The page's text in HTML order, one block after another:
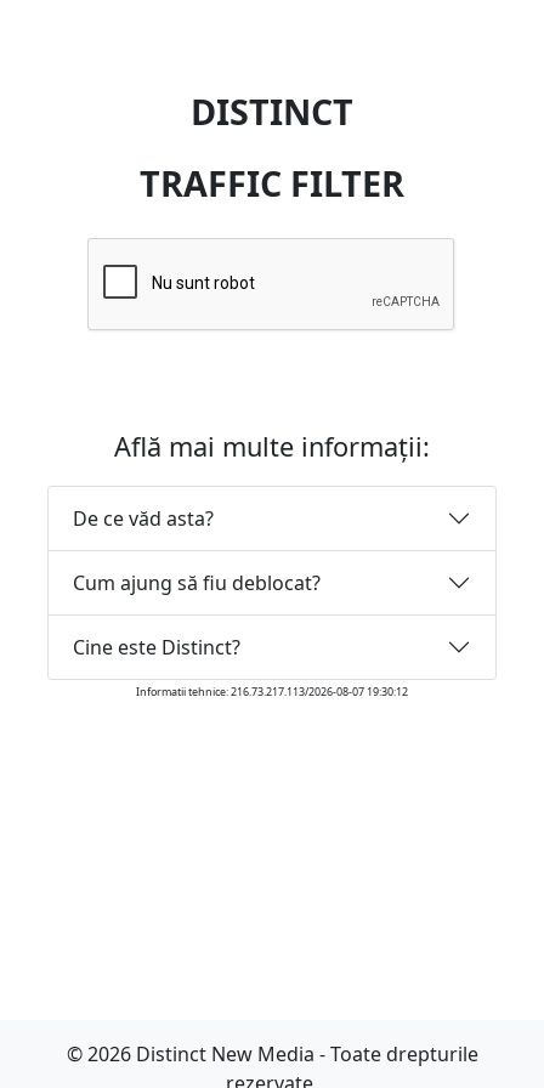
DISTINCT
TRAFFIC FILTER
Află mai multe informații:
De ce văd asta?
Cum ajung să fiu deblocat?
Cine este Distinct?
Informatii tehnice: 216.73.217.113/2026-08-07 19:30:12
© 2026 Distinct New Media - Toate drepturile